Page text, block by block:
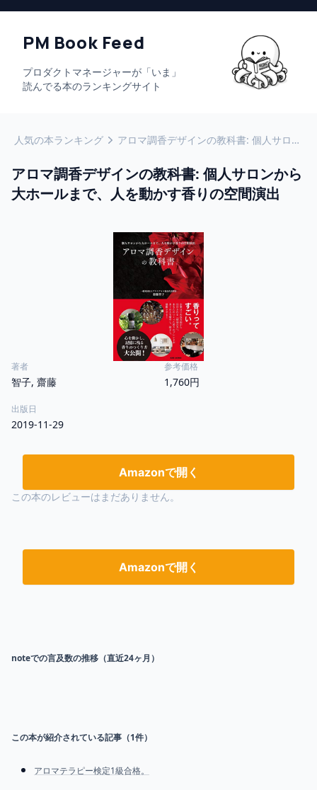
PM Book Feed
プロダクトマネージャーが「いま」
読んでる本のランキングサイト
人気の本ランキング アロマ調香デザインの教科書: 個人サロンから大ホールまで、人を動かす香りの空間演出
アロマ調香デザインの教科書: 個人サロンから
大ホールまで、人を動かす香りの空間演出
著者
智子, 齋藤
参考価格
1,760円
出版日
2019-11-29
Amazonで開く
この本のレビューはまだありません。
Amazonで開く
noteでの言及数の推移（直近24ヶ月）
この本が紹介されている記事（1件）
アロマテラピー検定1級合格。